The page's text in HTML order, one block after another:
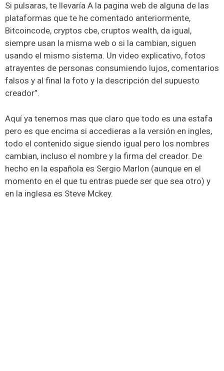
Si pulsaras, te llevaría A la pagina web de alguna de las
plataformas que te he comentado anteriormente,
Bitcoincode, cryptos cbe, cruptos wealth, da igual,
siempre usan la misma web o si la cambian, siguen
usando el mismo sistema. Un video explicativo, fotos
atrayentes de personas consumiendo lujos, comentarios
falsos y al final la foto y la descripción del supuesto
creador”.
Aquí ya tenemos mas que claro que todo es una estafa
pero es que encima si accedieras a la versión en ingles,
todo el contenido sigue siendo igual pero los nombres
cambian, incluso el nombre y la firma del creador. De
hecho en la española es Sergio Marlon (aunque en el
momento en el que tu entras puede ser que sea otro) y
en la inglesa es Steve Mckey.